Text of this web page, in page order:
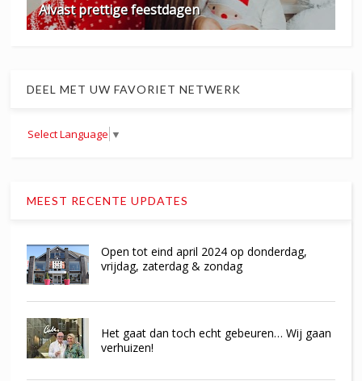
Alvast prettige feestdagen
DEEL MET UW FAVORIET NETWERK
Select Language ▼
MEEST RECENTE UPDATES
Open tot eind april 2024 op donderdag,
vrijdag, zaterdag & zondag
Het gaat dan toch echt gebeuren… Wij gaan
verhuizen!